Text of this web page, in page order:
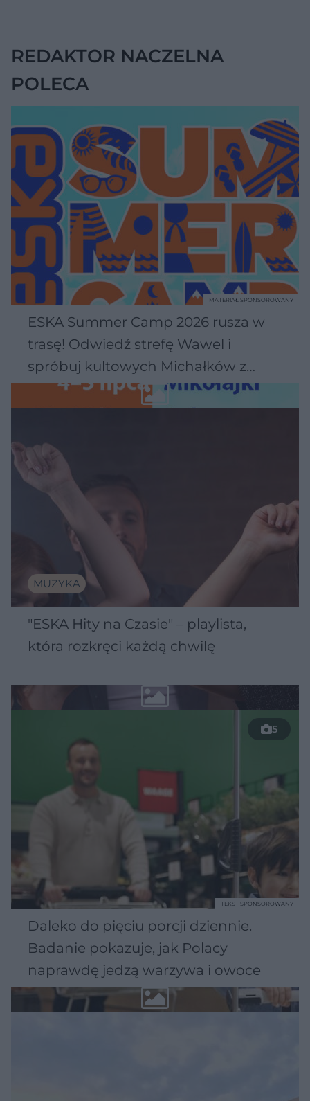
REDAKTOR NACZELNA
POLECA
ESKA Summer Camp 2026 rusza w
trasę! Odwiedź strefę Wawel i
spróbuj kultowych Michałków z
Wawelu
MATERIAŁ SPONSOROWANY
MUZYKA
"ESKA Hity na Czasie" – playlista,
która rozkręci każdą chwilę
5
Daleko do pięciu porcji dziennie.
Badanie pokazuje, jak Polacy
naprawdę jedzą warzywa i owoce
TEKST SPONSOROWANY